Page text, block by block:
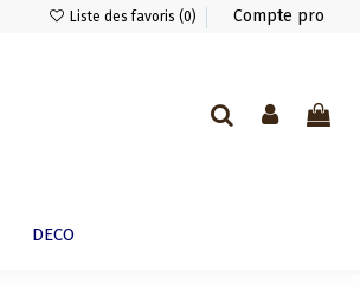
Compte pro
Liste des favoris (0)
DECO